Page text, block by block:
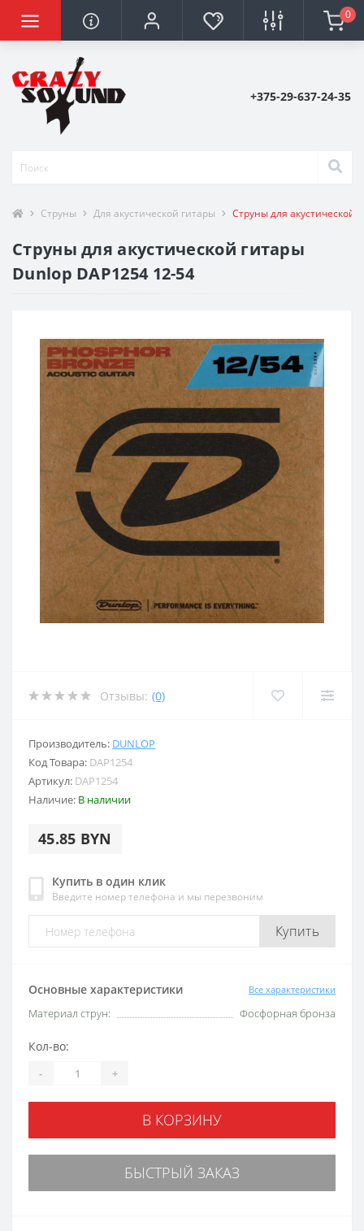
0
+375-29-637-24-35
Струны Для акустической гитары Струны для акустической
Струны для акустической гитары
Dunlop DAP1254 12-54
Отзывы: (0)
Производитель: DUNLOP
Код Товара: DAP1254
Артикул: DAP1254
Наличие: В наличии
45.85 BYN
Купить в один клик
Введите номер телефона и мы перезвоним
Купить
Основные характеристики Все характеристики
Материал струн: Фосфорная бронза
Кол-во:
- +
В КОРЗИНУ
БЫСТРЫЙ ЗАКАЗ